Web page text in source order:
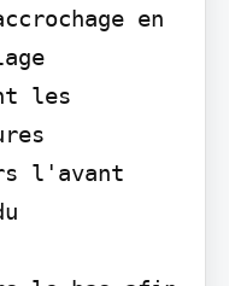
en
les
l'avant